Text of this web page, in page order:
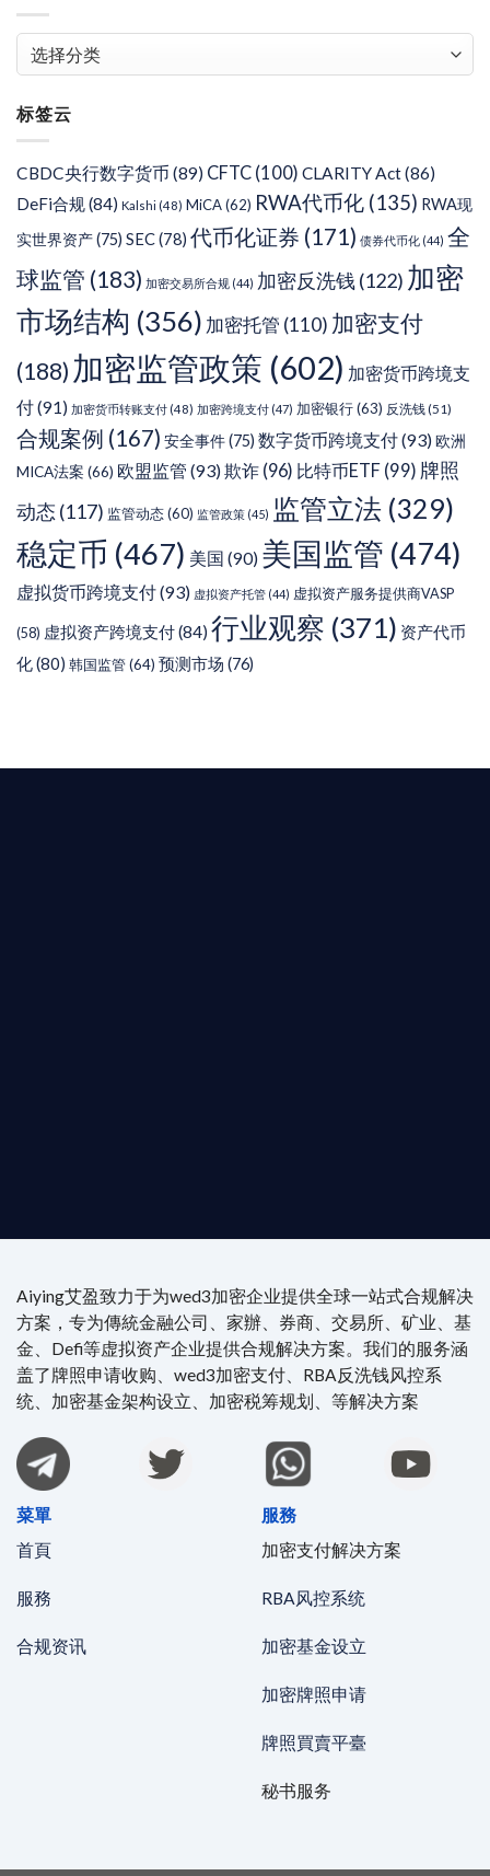
类
标签云
CBDC央行数字货币 (89) CFTC (100) CLARITY Act(86)
DeFi合规(84) Kalshi (48) MiCA(62) RWA代币化 (135) RWA现
实世界资产(75) SEC(78) 代币化证券 (171) 债券代币化 (44) 全
球监管 (183) 加密交易所合规 (44) 加密反洗钱 (122) 加密
市场结构 (356) 加密托管 (110) 加密支付
(188) 加密监管政策 (602) 加密货币跨境支
付(91) 加密货币转账支付 (48) 加密跨境支付 (47) 加密银行(63) 反洗钱(51)
合规案例 (167) 安全事件(75) 数字货币跨境支付(93)欧洲
MICA法案 (66) 欧盟监管 (93)欺诈 (96) 比特币ETF (99) 牌照
动态 (117) 监管动态(60) 监管政策 (45) 监管立法 (329)
稳定币 (467) 美国 (90) 美国监管 (474)
虚拟货币跨境支付(93) 虚拟资产托管 (44) 虚拟资产服务提供商VASP
(58) 虚拟资产跨境支付(84) 行业观察 (371) 资产代币
化(80) 韩国监管(64) 预测市场 (76)
Aiying艾盈致力于为wed3加密企业提供全球一站式合规解决
方案，专为傳統金融公司、家辦、券商、交易所、矿业、基
金、Defi等虚拟资产企业提供合规解决方案。我们的服务涵
盖了牌照申请收购、wed3加密支付、RBA反洗钱风控系
统、加密基金架构设立、加密税筹规划、等解决方案
菜單
首頁
服務
合规资讯
服務
加密支付解决方案
RBA风控系统
加密基金设立
加密牌照申请
牌照買賣平臺
秘书服务